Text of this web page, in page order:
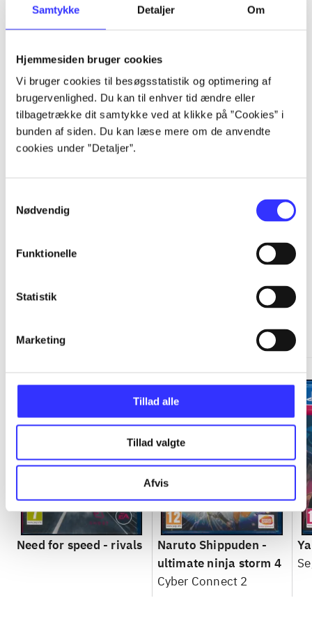
Samtykke Detaljer Om
Hjemmesiden bruger cookies
Vi bruger cookies til besøgsstatistik og optimering af
brugervenlighed. Du kan til enhver tid ændre eller
tilbagetrække dit samtykke ved at klikke på ”Cookies” i
bunden af siden. Du kan læse mere om de anvendte
cookies under ”Detaljer”.
Nødvendig
Funktionelle
Statistik
Marketing
Tillad alle
Tillad valgte
Afvis
...
...
...
Playstation hits
Need for speed - rivals
Naruto Shippuden -
ultimate ninja storm 4
Cyber Connect 2